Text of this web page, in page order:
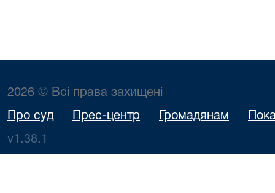
2026 © Всі права захищені
Про суд Прес-центр Громадянам
v1.38.1